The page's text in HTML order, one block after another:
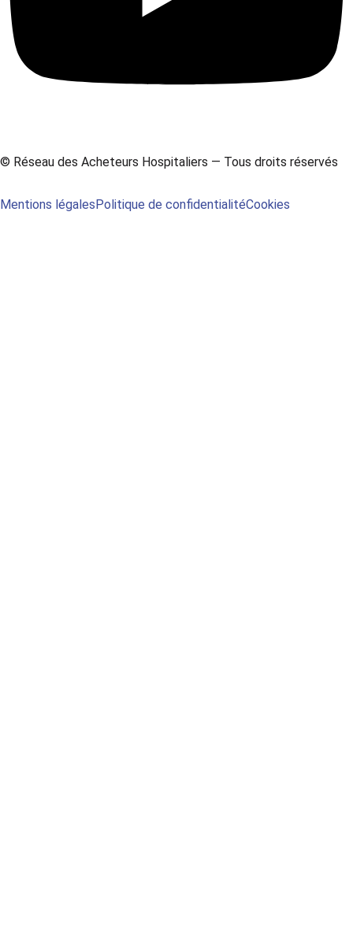
© Réseau des Acheteurs Hospitaliers — Tous droits réservés
Mentions légalesPolitique de confidentialitéCookies